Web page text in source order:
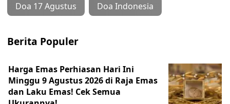
Doa 17 Agustus Doa Indonesia
Berita Populer
Harga Emas Perhiasan Hari Ini
Minggu 9 Agustus 2026 di Raja Emas
dan Laku Emas! Cek Semua